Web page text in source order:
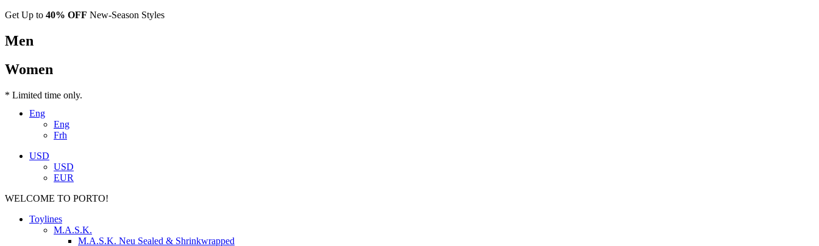
Get Up to 40% OFF New-Season Styles
Men
Women
* Limited time only.
Eng
Eng
Frh
USD
USD
EUR
WELCOME TO PORTO!
Toylines
M.A.S.K.
M.A.S.K. Neu Sealed & Shrinkwrapped